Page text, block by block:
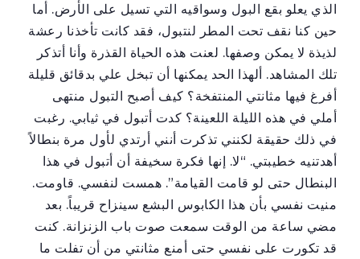
الذي يعلو بقع البول وسواقيه التي تسيل على الأرض. أما
حين كنا نقف تحت المطر لنتبول، فقد كانت تأخذنا رعشة
لذيذة لا يمكن وصفها. لعنت هذه الحياة القذرة وأنا أتذكر
تلك المشاهد. ألهذا الحد يمكنها أن تبخل علي بدقائق قليلة
أفرغ فيها مثانتي المنتفخة؟ كيف أصبح التبول منتهى
أملي في هذه الليلة اللعينة؟ كدت أتبول في ثيابي. رغبت
في ذلك حقيقة لكنني تذكرت أنني أرتدي لأول مرة بنطالاً
أهدتنيه خطيبتي. “لا. إنها فكرة سخيفة أن أتبول في هذا
البنطال حتى لو قامت القيامة”. همست لنفسي. قاومت.
منيت نفسي بأن هذا الكابوس البشع سينزاح قريباً. بعد
مضي ساعة من الوقت سمعت صوت باب الزنزانة. كنت
قد تكورت على نفسي حتى أمنع مثانتي من أن تفلت ما